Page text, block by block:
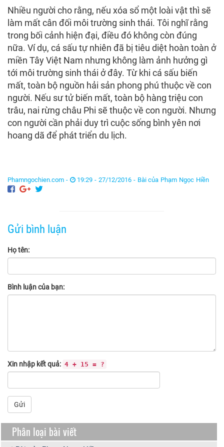
Nhiều người cho rằng, nếu xóa sổ một loài vật thì sẽ
làm mất cân đối môi trường sinh thái. Tôi nghĩ rằng
trong bối cảnh hiện đại, điều đó không còn đúng
nữa. Ví dụ, cá sấu tự nhiên đã bị tiêu diệt hoàn toàn ở
miền Tây Việt Nam nhưng không làm ảnh hưởng gì
tới môi trường sinh thái ở đây. Từ khi cá sấu biến
mất, toàn bộ nguồn hải sản phong phú thuộc về con
người. Nếu sư tử biến mất, toàn bộ hàng triệu con
trâu, nai rừng châu Phi sẽ thuộc về con người. Nhưng
con người cần phải duy trì cuộc sống bình yên nơi
hoang dã để phát triển du lịch.
Phamngochien.com - 19:29 - 27/12/2016 - Bài của Phạm Ngọc Hiền
Gửi bình luận
Họ tên:
Bình luận của bạn:
Xin nhập kết quả: 4 + 15 = ?
Gửi
Phân loại bài viết